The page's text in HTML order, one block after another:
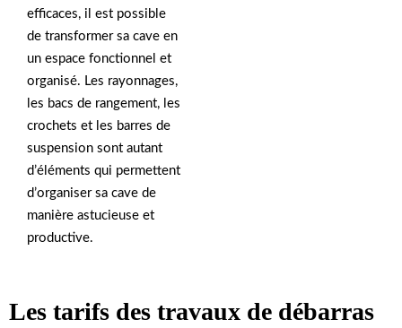
efficaces, il est possible
de transformer sa cave en
un espace fonctionnel et
organisé. Les rayonnages,
les bacs de rangement, les
crochets et les barres de
suspension sont autant
d’éléments qui permettent
d’organiser sa cave de
manière astucieuse et
productive.
Les tarifs des travaux de débarras